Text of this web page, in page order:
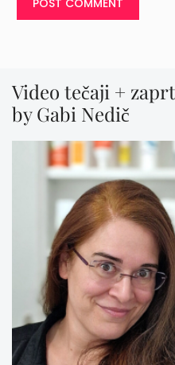
Video tečaji +
by Gabi Nedič